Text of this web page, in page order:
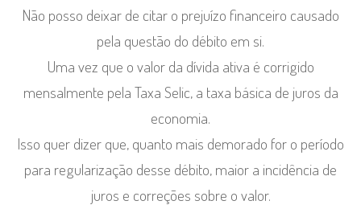
Não posso deixar de citar o prejuízo financeiro causado
pela questão do débito em si.
Uma vez que o valor da dívida ativa é corrigido
mensalmente pela Taxa Selic, a taxa básica de juros da
economia.
Isso quer dizer que, quanto mais demorado for o período
para regularização desse débito, maior a incidência de
juros e correções sobre o valor.